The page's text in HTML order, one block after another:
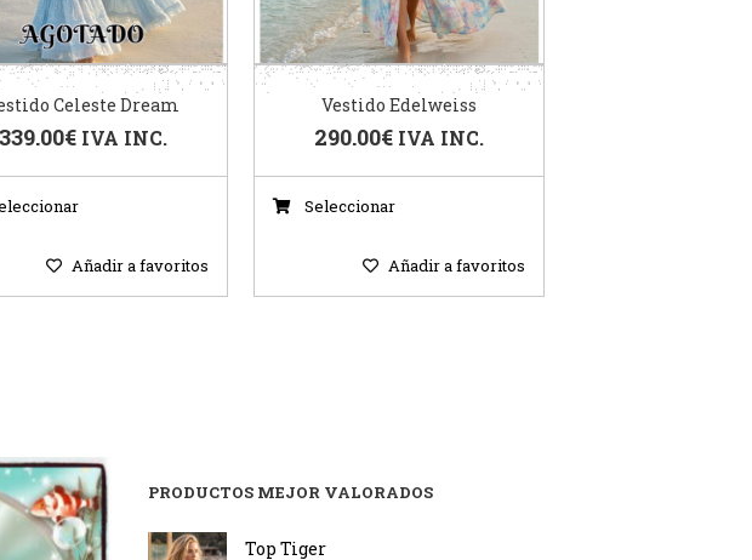
Celeste Dream
339.00€ IVA INC.
Añadir a favoritos
Vestido Edelweiss
290.00€ IVA INC.
Seleccionar
Añadir a favoritos
PRODUCTOS MEJOR VALORADOS
Top Tiger